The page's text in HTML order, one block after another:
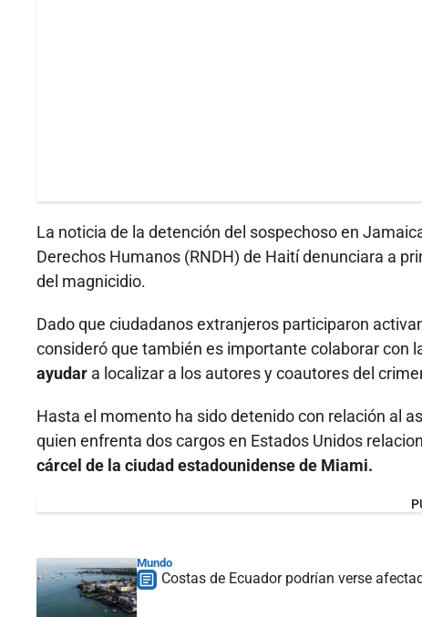
La noticia de la detención del sospechoso en
Derechos Humanos (RNDH) de Haití denunciara a
del magnicidio.
Dado que ciudadanos extranjeros participaron
consideró que también es importante colaborar con
ayudar a localizar a los autores y coautores del
Hasta el momento ha sido detenido con relación al
quien enfrenta dos cargos en Estados Unidos
cárcel de la ciudad estadounidense de Miami.
Mundo
Costas de Ecuador podrían verse